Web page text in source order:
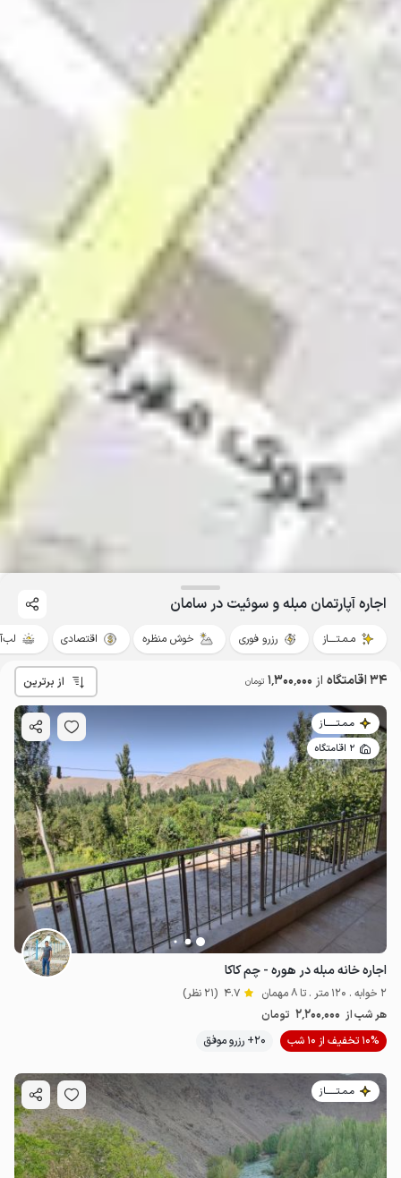
اجاره آپارتمان مبله و سوئیت در سامان
مـمـتــــاز رزرو فوری خوش منظره اقتصادی
34 اقامتگاه از 1٬300٬000 تومان از برترین
مـمـتــــــاز
2 اقامتگاه
اجاره خانه مبله در هوره - چم کاکا
2 خوابه . 120 متر . تا 8 مهمان 4.7 (21 نظر)
هر شب از 2٬200٬000 تومان
10% تخفیف از 10 شب
20+ رزرو موفق
مـمـتــــــاز